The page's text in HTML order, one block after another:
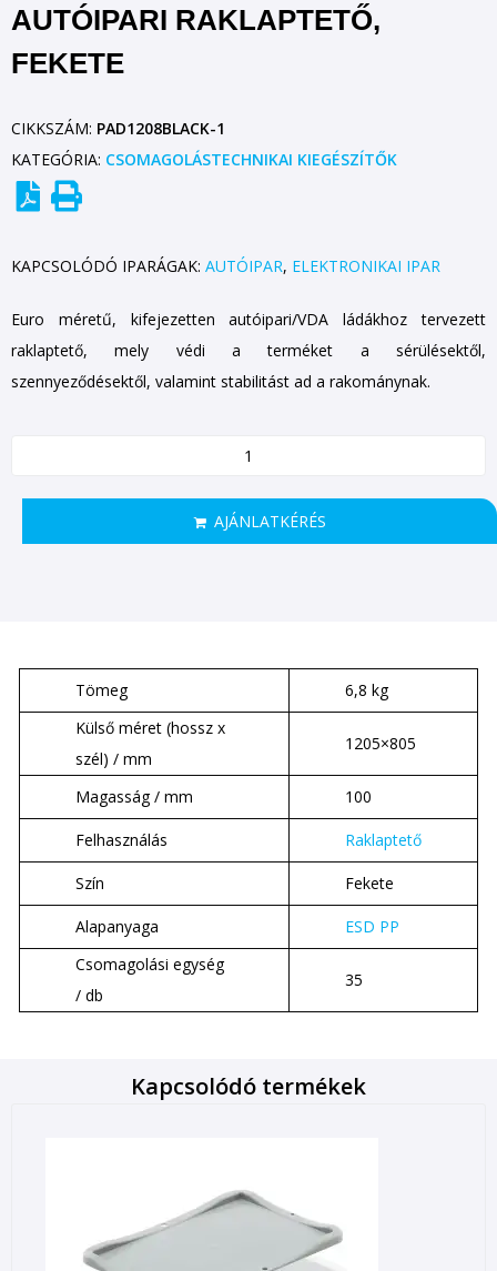
AUTÓIPARI RAKLAPTETŐ,
FEKETE
CIKKSZÁM: PAD1208BLACK-1
KATEGÓRIA: CSOMAGOLÁSTECHNIKAI KIEGÉSZÍTŐK
KAPCSOLÓDÓ IPARÁGAK: AUTÓIPAR, ELEKTRONIKAI IPAR
Euro méretű, kifejezetten autóipari/VDA ládákhoz tervezett
raklaptető, mely védi a terméket a sérülésektől,
szennyeződésektől, valamint stabilitást ad a rakománynak.
AJÁNLATKÉRÉS
Tömeg
6,8 kg
Külső méret (hossz x
szél) / mm
1205×805
Magasság / mm 100
Felhasználás Raklaptető
Szín Fekete
Alapanyaga
ESD PP
Csomagolási egység
/ db
35
Kapcsolódó termékek